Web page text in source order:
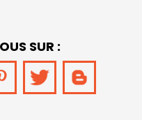
SUR :